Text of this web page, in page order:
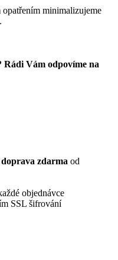
minimalizujeme
Rádi Vám odpovíme na
zdarma od
objednávce
SSL šifrování